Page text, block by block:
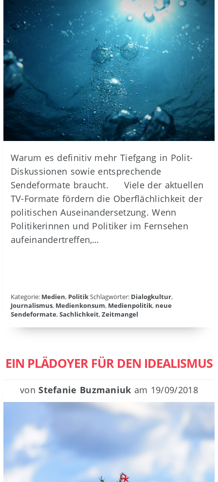
Warum es definitiv mehr Tiefgang in Polit-
Diskussionen sowie entsprechende
Sendeformate braucht. Viele der aktuellen
TV-Formate fördern die Oberflächlichkeit der
politischen Auseinandersetzung. Wenn
Politikerinnen und Politiker im Fernsehen
aufeinandertreffen,…
Kategorie: Medien, PolitikSchlagwörter: Dialogkultur,
Journalismus, Medienkonsum, Medienpolitik, neue
Sendeformate,Sachlichkeit,Zeitmangel
EIN PLÄDOYER FÜR DEN IDEALISMUS
vonStefanie Buzmaniuk am 19/09/2018